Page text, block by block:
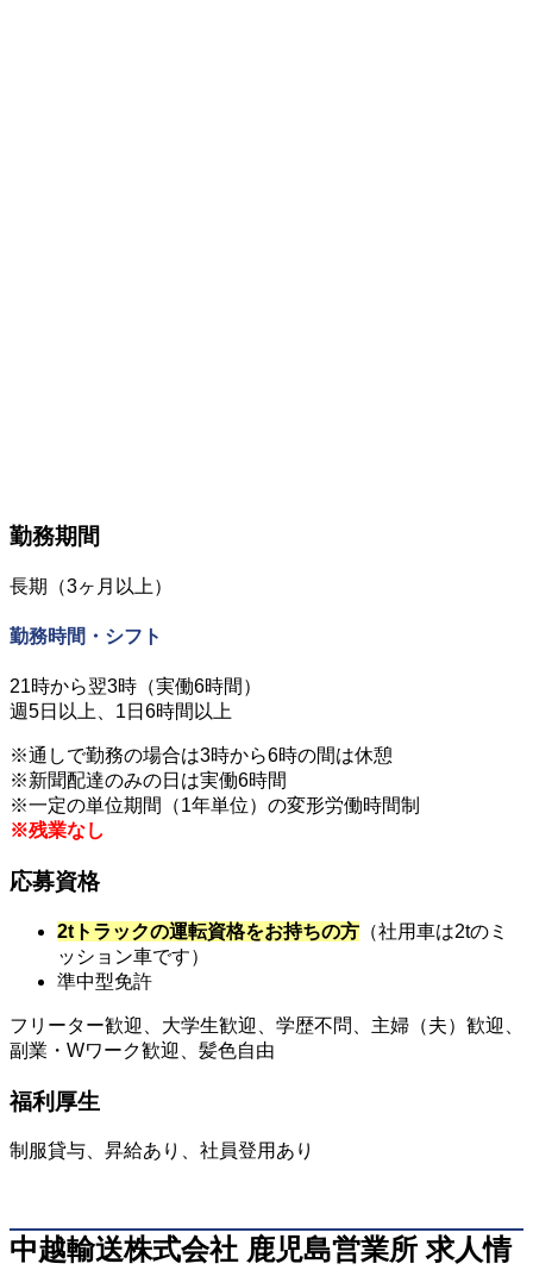
勤務期間
長期（3ヶ月以上）
勤務時間・シフト
21時から翌3時（実働6時間）
週5日以上、1日6時間以上
※通しで勤務の場合は3時から6時の間は休憩
※新聞配達のみの日は実働6時間
※一定の単位期間（1年単位）の変形労働時間制
※残業なし
応募資格
2tトラックの運転資格をお持ちの方 （社用車は2tのミ
ッション車です）
準中型免許
フリーター歓迎、大学生歓迎、学歴不問、主婦（夫）歓迎、
副業・Wワーク歓迎、髪色自由
福利厚生
制服貸与、昇給あり、社員登用あり
中越輸送株式会社 鹿児島営業所 求人情